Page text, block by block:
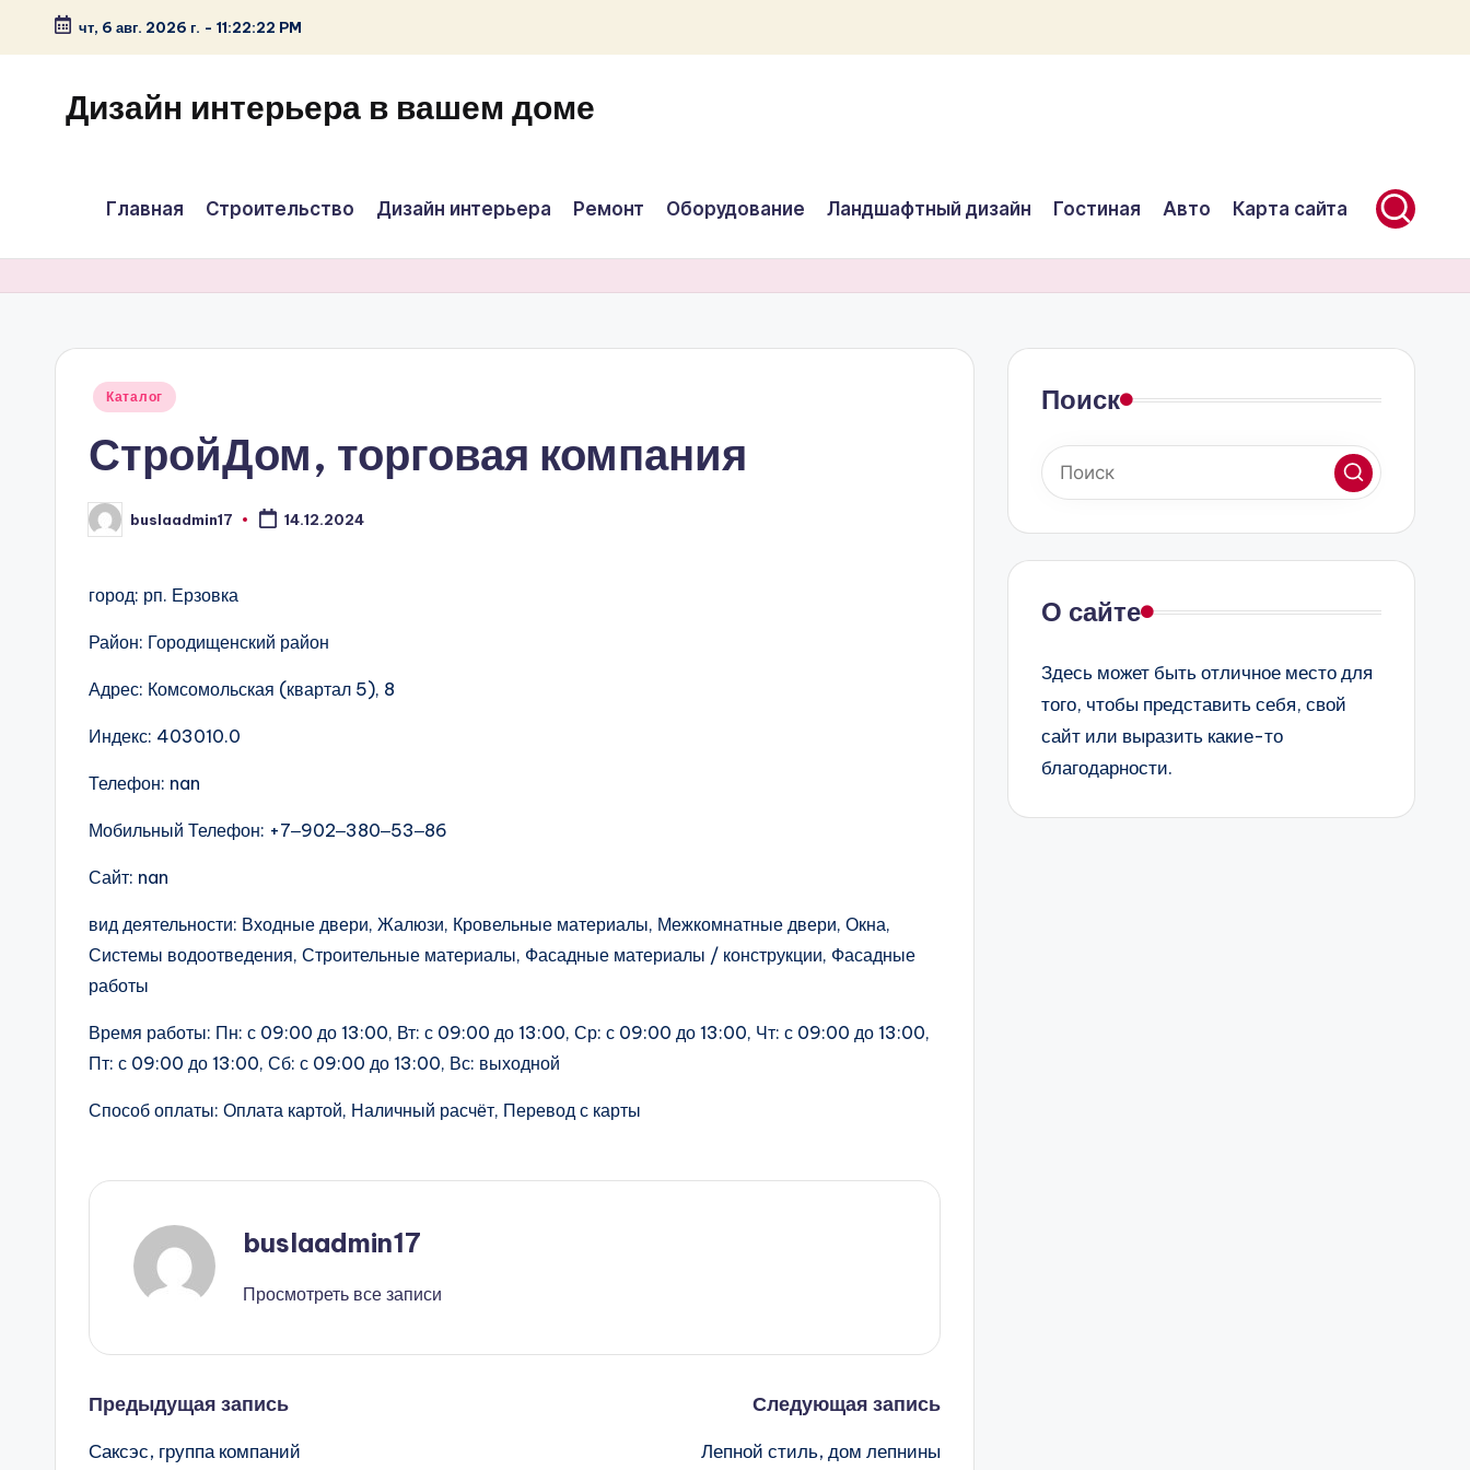
Перейти
содержимому
чт, 6 авг. 2026 г. - 11:22:22 PM
Дизайн интерьера в вашем доме
Главная Строительство Дизайн интерьера Ремонт Оборудование Ландшафтный дизайн Гостиная Авто Карта сайта
Опубликовано
Каталог
СтройДом, торговая компания
Запись
от
buslaadmin17 14.12.2024
город: рп. Ерзовка
Район: Городищенский район
Адрес: Комсомольская (квартал 5), 8
Индекс: 403010.0
Телефон: nan
Мобильный Телефон: +7‒902‒380‒53‒86
Сайт: nan
вид деятельности: Входные двери, Жалюзи, Кровельные материалы, Межкомнатные двери, Окна,
Системы водоотведения, Строительные материалы, Фасадные материалы / конструкции, Фасадные
работы
Время работы: Пн: с 09:00 до 13:00, Вт: с 09:00 до 13:00, Ср: с 09:00 до 13:00, Чт: с 09:00 до 13:00,
Пт: с 09:00 до 13:00, Сб: с 09:00 до 13:00, Вс: выходной
Способ оплаты: Оплата картой, Наличный расчёт, Перевод с карты
buslaadmin17
Просмотреть все записи
Навигация
Предыдущая запись
Саксэс, группа компаний
Следующая запись
Лепной стиль, дом лепнины
Поиск
О сайте
Здесь может быть отличное место для
того, чтобы представить себя, свой
сайт или выразить какие-то
благодарности.